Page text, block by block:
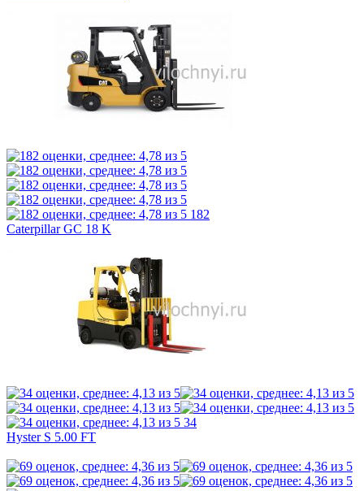
182
Caterpillar GC 18 K
34
Hyster S 5.00 FT